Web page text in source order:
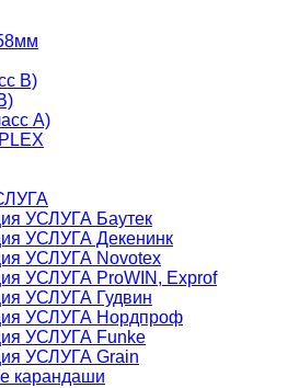
В)
А)
УСЛУГА Баутек
УСЛУГА Декенинк
УСЛУГА Novotex
УСЛУГА ProWIN, Exprof
УСЛУГА Гудвин
УСЛУГА Нордпроф
УСЛУГА Funke
УСЛУГА Grain
карандаши